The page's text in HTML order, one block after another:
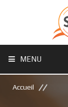
MENU
Accueil